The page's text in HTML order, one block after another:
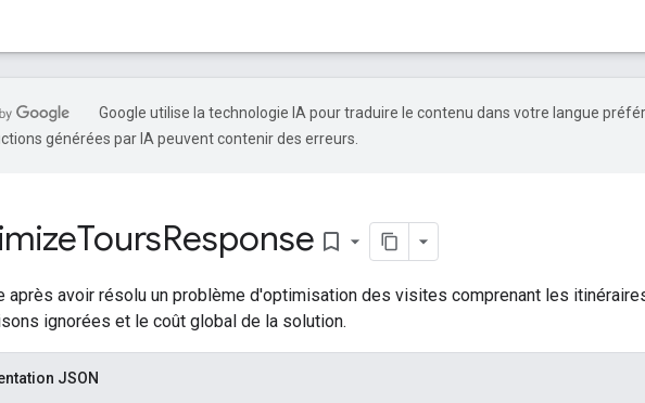
Google utilise la technologie IA pour traduire le contenu dans votre langue
générées par IA peuvent contenir des erreurs.
ToursResponse bookmark_border
après avoir résolu un problème d'optimisation des visites comprenant les
ignorées et le coût global de la solution.
JSON